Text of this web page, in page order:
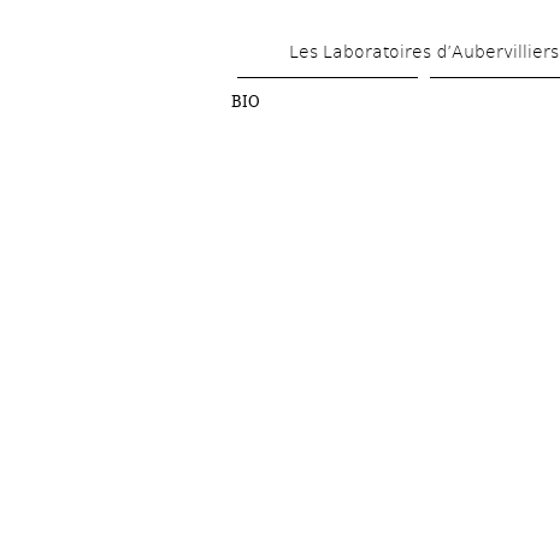
Les Laboratoires d’Aubervilliers
BIO